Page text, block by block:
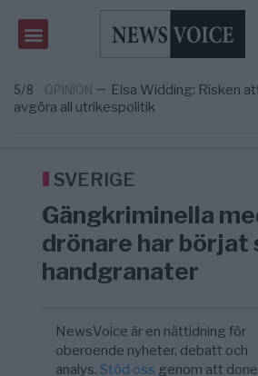
3/8 AFRIKA
Massiv anstormning till
om amerikansk påverkan
UNITED STATES
Tucker Carlson:
5/8 OPINION — Elsa Widding: Risken
avgöra all utrikespolitik
geografiskt apartheidsystem
om amerikansk påverkan
UNITED STATES — Tucker Carlson:
America” – Finally
SVERIGE
Gängkriminella
drönare har börjat
handgranater
NewsVoice är en nättidning för
oberoende nyheter, debatt och
analys.Stöd oss genom att